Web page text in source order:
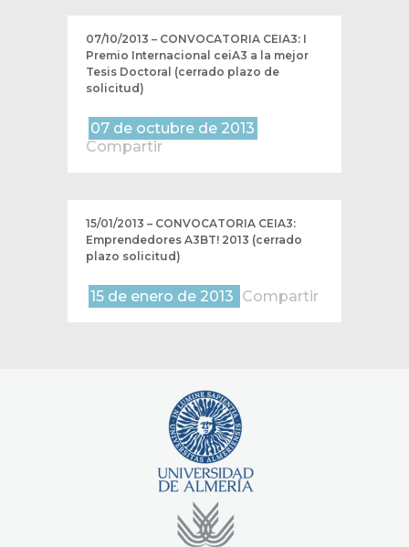
07/10/2013 – CONVOCATORIA CEIA3: I
Premio Internacional ceiA3 a la mejor
Tesis Doctoral (cerrado plazo de
solicitud)
07 de octubre de 2013
Compartir
15/01/2013 – CONVOCATORIA CEIA3:
Emprendedores A3BT! 2013 (cerrado
plazo solicitud)
15 de enero de 2013 Compartir